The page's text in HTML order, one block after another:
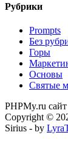
Рубрики
Prompts
Без
Горы
Основы
Святые
PHPMy.ru
Copyright ©
Sirius - by